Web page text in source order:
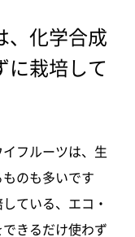
、化学合成
に栽培して
フルーツは、生
のも多いです
ている、エコ・
きるだけ使わず